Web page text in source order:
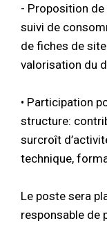
- Proposition
suivi de
de fiches de
valorisation du
• Participation
structure:
surcroît
technique,
Le poste sera
responsable de